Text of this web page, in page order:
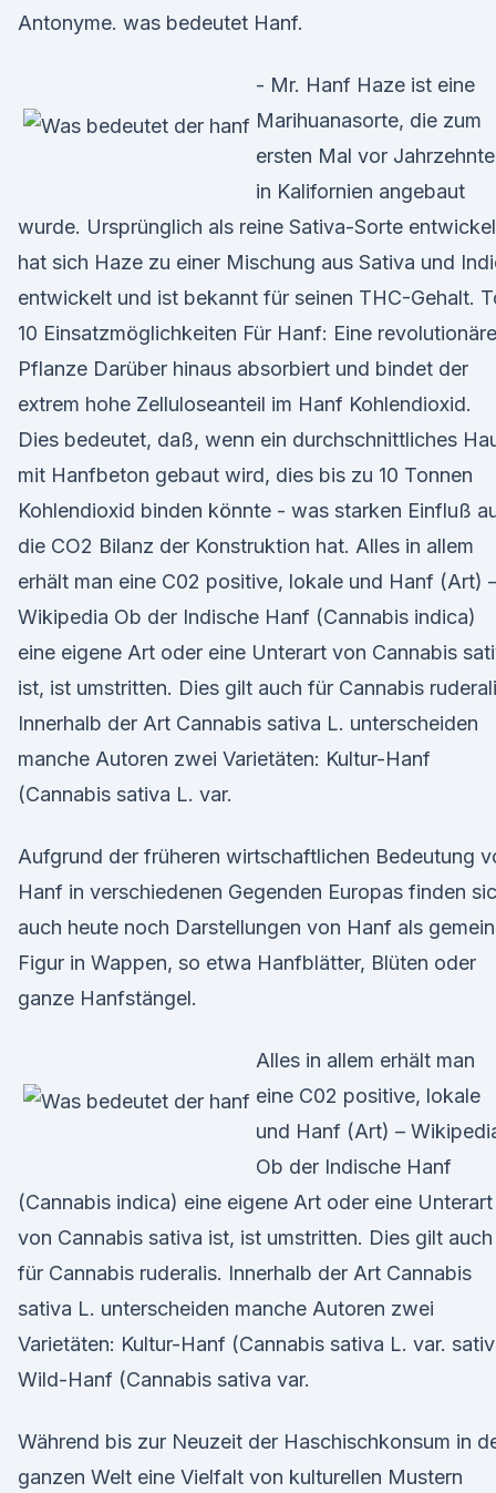
Antonyme. was bedeutet Hanf.
- Mr. Hanf Haze ist eine
Marihuanasorte, die zum
ersten Mal vor
in Kalifornien angebaut
wurde. Ursprünglich als reine Sativa-Sorte
hat sich Haze zu einer Mischung aus Sativa und
entwickelt und ist bekannt für seinen THC-Gehalt.
10 Einsatzmöglichkeiten Für Hanf: Eine revolutionäre
Pflanze Darüber hinaus absorbiert und bindet der
extrem hohe Zelluloseanteil im Hanf Kohlendioxid.
Dies bedeutet, daß, wenn ein durchschnittliches
mit Hanfbeton gebaut wird, dies bis zu 10 Tonnen
Kohlendioxid binden könnte - was starken Einfluß
die CO2 Bilanz der Konstruktion hat. Alles in allem
erhält man eine C02 positive, lokale und Hanf (Art)
Wikipedia Ob der Indische Hanf (Cannabis indica)
eine eigene Art oder eine Unterart von Cannabis
ist, ist umstritten. Dies gilt auch für Cannabis
Innerhalb der Art Cannabis sativa L. unterscheiden
manche Autoren zwei Varietäten: Kultur-Hanf
(Cannabis sativa L. var.
Aufgrund der früheren wirtschaftlichen Bedeutung
Hanf in verschiedenen Gegenden Europas finden
auch heute noch Darstellungen von Hanf als
Figur in Wappen, so etwa Hanfblätter, Blüten oder
ganze Hanfstängel.
Alles in allem erhält man
eine C02 positive, lokale
und Hanf (Art) –
Ob der Indische Hanf
(Cannabis indica) eine eigene Art oder eine Unterart
von Cannabis sativa ist, ist umstritten. Dies gilt auch
für Cannabis ruderalis. Innerhalb der Art Cannabis
sativa L. unterscheiden manche Autoren zwei
Varietäten: Kultur-Hanf (Cannabis sativa L. var.
Wild-Hanf (Cannabis sativa var.
Während bis zur Neuzeit der Haschischkonsum in
ganzen Welt eine Vielfalt von kulturellen Mustern